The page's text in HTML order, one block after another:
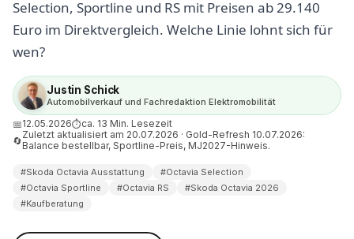
Selection, Sportline und RS mit Preisen ab 29.140
Euro im Direktvergleich. Welche Linie lohnt sich für
wen?
Justin Schick
Automobilverkauf und Fachredaktion Elektromobilität
📅12.05.2026⏱ca. 13 Min. Lesezeit
🔄
Zuletzt aktualisiert am 20.07.2026 · Gold-Refresh 10.07.2026:
Balance bestellbar, Sportline-Preis, MJ2027-Hinweis.
#Skoda Octavia Ausstattung
#Octavia Selection
#Octavia Sportline
#Octavia RS
#Skoda Octavia 2026
#Kaufberatung
Ausstattung passt zu
Ausstattung: welche Linie
Käufer?
lohnen
Wunschausstattung